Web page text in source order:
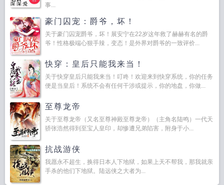
事...
豪门囚宠：爵爷，坏！
关于豪门囚宠爵爷，坏！展安宁在22岁这年救了赫赫有名的爵
爷！性格极端心狠手辣，变态！是外界对爵爷的一致评价...
快穿：皇后只能我来当！
关于快穿皇后只能我来当！叮咚！欢迎来到快穿系统，你的任务
便是当皇后！系统不会有任何干涉或提示，你的地盘，你做...
至尊龙帝
关于至尊龙帝（又名至尊神殿至尊龙帝）（主角名陆鸣）一代天
骄张浩然得到至宝人皇印，却惨遭兄弟陷害，附身于小...
抗战游侠
我愿永不超生，换得日本人下地狱，如果上天不帮我，那我就亲
手杀的他们下地狱。陆远侠之大者为...